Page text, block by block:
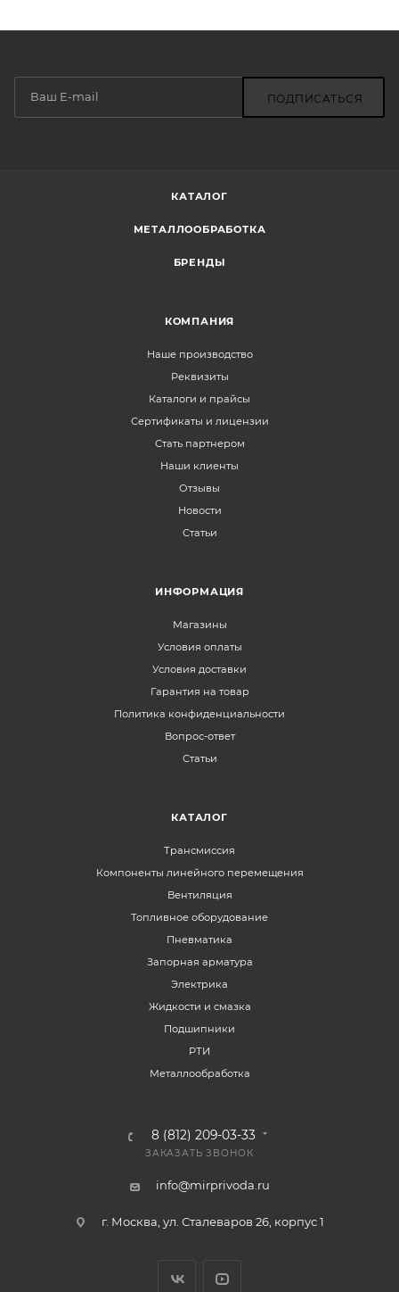
ПОДПИСАТЬСЯ
КАТАЛОГ
МЕТАЛЛООБРАБОТКА
БРЕНДЫ
КОМПАНИЯ
Наше производство
Реквизиты
Каталоги и прайсы
Сертификаты и лицензии
Стать партнером
Наши клиенты
Отзывы
Новости
Статьи
ИНФОРМАЦИЯ
Магазины
Условия оплаты
Условия доставки
Гарантия на товар
Политика конфиденциальности
Вопрос-ответ
Статьи
КАТАЛОГ
Трансмиссия
Компоненты линейного перемещения
Вентиляция
Топливное оборудование
Пневматика
Запорная арматура
Электрика
Жидкости и смазка
Подшипники
РТИ
Металлообработка
8 (812) 209-03-33
ЗАКАЗАТЬ ЗВОНОК
info@mirprivoda.ru
г. Москва, ул. Сталеваров 26, корпус 1